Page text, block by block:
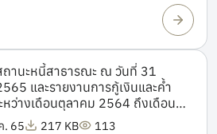
ถานะหนี้สาธารณะ ณ วันที่ 31
และรายงานการกู้เงินและค้ำ
หว่างเดือนตุลาคม 2564 ถึงเดือน
. 65 217 KB 113